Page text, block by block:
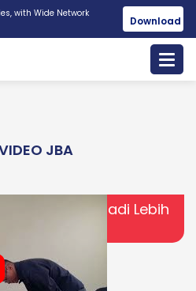
with Wide Network
Download
JBA
Perusahaan Jadi Lebih